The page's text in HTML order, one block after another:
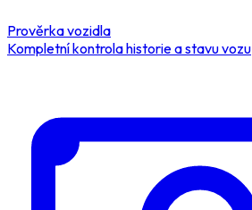
Prověrka vozidla
Kompletní kontrola historie a stavu vozu